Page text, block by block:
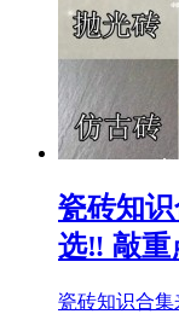
瓷砖知
选‼ 敲重
瓷砖知识合集